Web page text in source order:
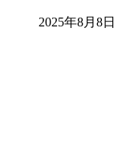
2025年8月8日